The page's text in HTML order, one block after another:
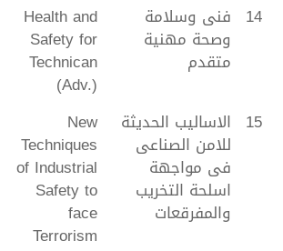
14 فنى وسلامة
وصحة مهنية
متقدم
Health and
Safety for
Technican
(Adv.)
15 الاساليب الحديثة
للامن الصناعى
فى مواجهة
اسلحة التخريب
والمفرقعات
New
Techniques
of Industrial
Safety to
face
Terrorism